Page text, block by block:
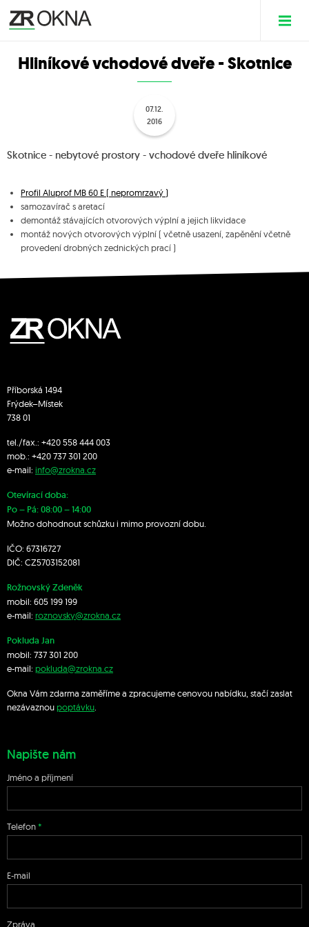
Hliníkové vchodové dveře - Skotnice
07.12.
2016
Skotnice - nebytové prostory - vchodové dveře hliníkové
Profil Aluprof MB 60 E ( nepromrzavý )
samozavírač s aretací
demontáž stávajících otvorových výplní a jejich likvidace
montáž nových otvorových výplní ( včetně usazení, zapěnění včetně
provedení drobných zednických prací )
Příborská 1494
Frýdek–Místek
738 01
tel./fax.: +420 558 444 003
mob.: +420 737 301 200
e-mail: info@zrokna.cz
Otevírací doba:
Po – Pá: 08:00 – 14:00
Možno dohodnout schůzku i mimo provozní dobu.
IČO: 67316727
DIČ: CZ5703152081
Rožnovský Zdeněk
mobil: 605 199 199
e-mail: roznovsky@zrokna.cz
Pokluda Jan
mobil: 737 301 200
e-mail: pokluda@zrokna.cz
Okna Vám zdarma zaměříme a zpracujeme cenovou nabídku, stačí zaslat
nezávaznoupoptávku
Napište nám
Jméno a příjmení
Telefon
E-mail
Zpráva